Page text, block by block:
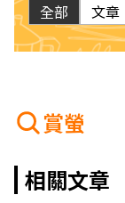
全部 文章
賞螢
相關文章